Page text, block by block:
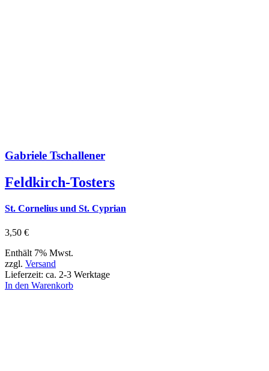
Gabriele Tschallener
Feldkirch-Tosters
St. Cornelius und St. Cyprian
3,50 €
Enthält 7% Mwst.
zzgl. Versand
Lieferzeit: ca. 2-3 Werktage
In den Warenkorb